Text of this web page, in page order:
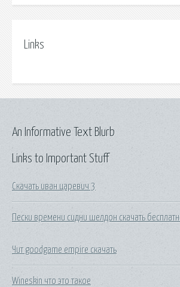
Links
Links to Important Stuff
Скачать иван царевич 3
Пески времени сидни шелдон скачать
Чит goodgame empire скачать
Wineskin что это такое
An Informative Text Blurb